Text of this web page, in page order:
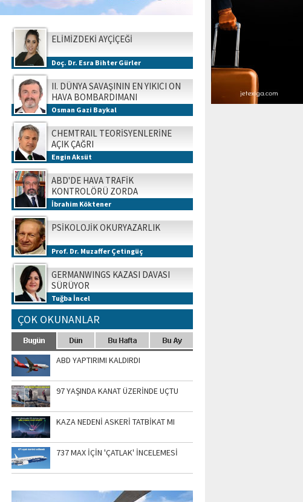
ELİMİZDEKİ AYÇİÇEĞİ
Doç. Dr. Esra Bihter Gürler
II. DÜNYA SAVAŞININ EN YIKICI ON
HAVA BOMBARDIMANI
Osman Gazi Baykal
CHEMTRAIL TEORİSYENLERİNE
AÇIK ÇAĞRI
Engin Aksüt
ABD'DE HAVA TRAFİK
KONTROLÖRÜ ZORDA
İbrahim Köktener
PSİKOLOJİK OKURYAZARLIK
Prof. Dr. Muzaffer Çetingüç
GERMANWINGS KAZASI DAVASI
SÜRÜYOR
Tuğba İncel
ÇOK OKUNANLAR
ABD YAPTIRIMI KALDIRDI
97 YAŞINDA KANAT ÜZERİNDE UÇTU
KAZA NEDENİ ASKERİ TATBİKAT MI
737 MAX İÇİN 'ÇATLAK' İNCELEMESİ
SİNGAPUR AIRSHOW-2020